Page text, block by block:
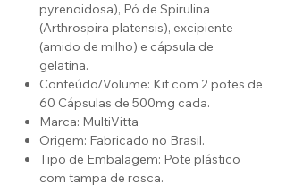
pyrenoidosa), Pó de Spirulina
(Arthrospira platensis), excipiente
(amido de milho) e cápsula de
gelatina.
Conteúdo/Volume: Kit com 2 potes de
60 Cápsulas de 500mg cada.
Marca: MultiVitta
Origem: Fabricado no Brasil.
Tipo de Embalagem: Pote plástico
com tampa de rosca.